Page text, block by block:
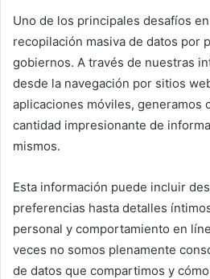
Uno de los principales desafíos
recopilación masiva de datos por
gobiernos. A través de nuestras
desde la navegación por sitios
aplicaciones móviles, generamos
cantidad impresionante de
mismos.
Esta información puede incluir
preferencias hasta detalles
personal y comportamiento en
veces no somos plenamente
de datos que compartimos y